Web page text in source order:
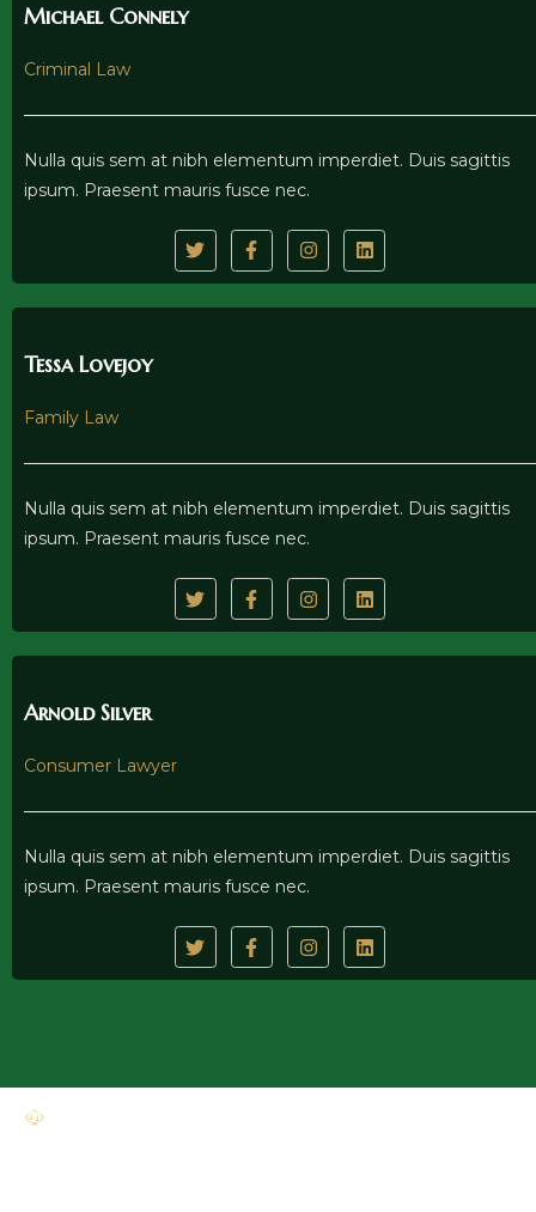
Michael Connely
Criminal Law
Nulla quis sem at nibh elementum imperdiet. Duis sagittis
ipsum. Praesent mauris fusce nec.
Tessa Lovejoy
Family Law
Nulla quis sem at nibh elementum imperdiet. Duis sagittis
ipsum. Praesent mauris fusce nec.
Arnold Silver
Consumer Lawyer
Nulla quis sem at nibh elementum imperdiet. Duis sagittis
ipsum. Praesent mauris fusce nec.